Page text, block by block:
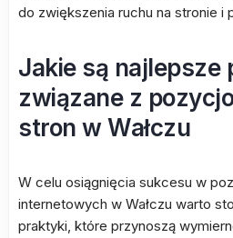
do zwiększenia ruchu na stronie i
Jakie są najlepsze
związane z
stron w Wałczu
W celu osiągnięcia sukcesu w
internetowych w Wałczu warto
praktyki, które przynoszą